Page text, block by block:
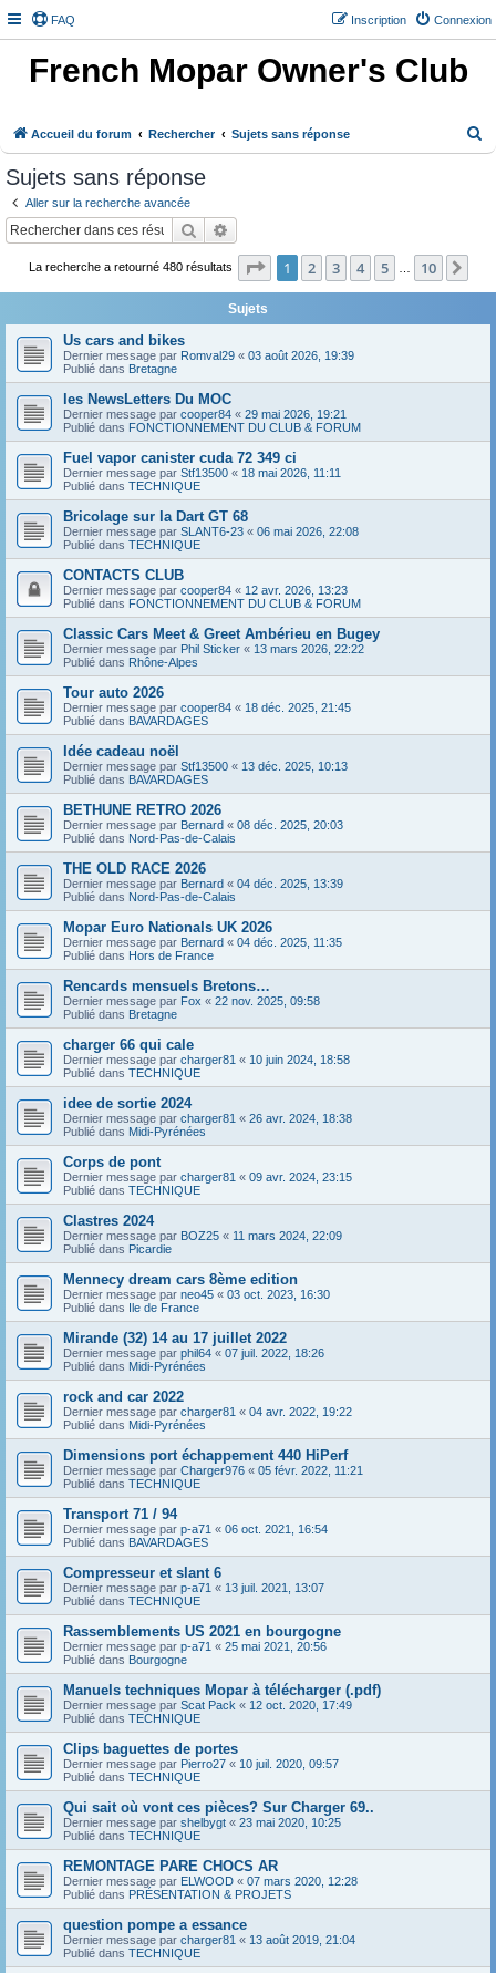
FAQ Connexion
Inscription
French Mopar Owner's Club
Accueil du forum Rechercher Sujets sans réponse
c
Sujets sans réponse
Aller sur la recherche avancée
Rechercher
La recherche a retourné 480 résultats Page 1sur10
1 2 3 4 5 10
Sujets
Us cars and bikes
Dernier message par Romval29 « 03 août 2026, 19:39
Publié dans Bretagne
les NewsLetters Du MOC
Dernier message par cooper84 « 29 mai 2026, 19:21
Publié dans FONCTIONNEMENT DU CLUB & FORUM
Fuel vapor canister cuda 72 349 ci
Dernier message par Stf13500 « 18 mai 2026, 11:11
Publié dans TECHNIQUE
Bricolage sur la Dart GT 68
Dernier message par SLANT6-23 « 06 mai 2026, 22:08
Publié dans TECHNIQUE
CONTACTS CLUB
Dernier message par cooper84 « 12 avr. 2026, 13:23
Publié dans FONCTIONNEMENT DU CLUB & FORUM
Classic Cars Meet & Greet Ambérieu en Bugey
Dernier message par Phil Sticker « 13 mars 2026, 22:22
Publié dans Rhône-Alpes
Tour auto 2026
Dernier message par cooper84 « 18 déc. 2025, 21:45
Publié dans BAVARDAGES
Idée cadeau noël
Dernier message par Stf13500 « 13 déc. 2025, 10:13
Publié dans BAVARDAGES
BETHUNE RETRO 2026
Dernier message par Bernard « 08 déc. 2025, 20:03
Publié dans Nord-Pas-de-Calais
THE OLD RACE 2026
Dernier message par Bernard « 04 déc. 2025, 13:39
Publié dans Nord-Pas-de-Calais
Mopar Euro Nationals UK 2026
Dernier message par Bernard « 04 déc. 2025, 11:35
Publié dans Hors de France
Rencards mensuels Bretons…
Dernier message par Fox « 22 nov. 2025, 09:58
Publié dans Bretagne
charger 66 qui cale
Dernier message par charger81 « 10 juin 2024, 18:58
Publié dans TECHNIQUE
idee de sortie 2024
Dernier message par charger81 « 26 avr. 2024, 18:38
Publié dans Midi-Pyrénées
Corps de pont
Dernier message par charger81 « 09 avr. 2024, 23:15
Publié dans TECHNIQUE
Clastres 2024
Dernier message par BOZ25 « 11 mars 2024, 22:09
Publié dans Picardie
Mennecy dream cars 8ème edition
Dernier message par neo45 « 03 oct. 2023, 16:30
Publié dans Ile de France
Mirande (32) 14 au 17 juillet 2022
Dernier message par phil64 « 07 juil. 2022, 18:26
Publié dans Midi-Pyrénées
rock and car 2022
Dernier message par charger81 « 04 avr. 2022, 19:22
Publié dans Midi-Pyrénées
Dimensions port échappement 440 HiPerf
Dernier message par Charger976 « 05 févr. 2022, 11:21
Publié dans TECHNIQUE
Transport 71 / 94
Dernier message par p-a71 « 06 oct. 2021, 16:54
Publié dans BAVARDAGES
Compresseur et slant 6
Dernier message par p-a71 « 13 juil. 2021, 13:07
Publié dans TECHNIQUE
Rassemblements US 2021 en bourgogne
Dernier message par p-a71 « 25 mai 2021, 20:56
Publié dans Bourgogne
Manuels techniques Mopar à télécharger (.pdf)
Dernier message par Scat Pack « 12 oct. 2020, 17:49
Publié dans TECHNIQUE
Clips baguettes de portes
Dernier message par Pierro27 « 10 juil. 2020, 09:57
Publié dans TECHNIQUE
Qui sait où vont ces pièces? Sur Charger 69..
Dernier message par shelbygt « 23 mai 2020, 10:25
Publié dans TECHNIQUE
REMONTAGE PARE CHOCS AR
Dernier message par ELWOOD « 07 mars 2020, 12:28
Publié dans PRÉSENTATION & PROJETS
question pompe a essance
Dernier message par charger81 « 13 août 2019, 21:04
Publié dans TECHNIQUE